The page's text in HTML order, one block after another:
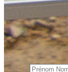
S'incrire
Cette
Syndicat